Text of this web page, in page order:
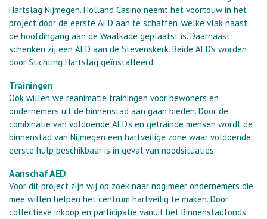
Hartslag Nijmegen. Holland Casino neemt het voortouw in het
project door de eerste AED aan te schaffen, welke vlak naast
de hoofdingang aan de Waalkade geplaatst is. Daarnaast
schenken zij een AED aan de Stevenskerk. Beide AED’s worden
door Stichting Hartslag geïnstalleerd.
Trainingen
Ook willen we reanimatie trainingen voor bewoners en
ondernemers uit de binnenstad aan gaan bieden. Door de
combinatie van voldoende AED’s en getrainde mensen wordt de
binnenstad van Nijmegen een hartveilige zone waar voldoende
eerste hulp beschikbaar is in geval van noodsituaties.
Aanschaf AED
Voor dit project zijn wij op zoek naar nog meer ondernemers die
mee willen helpen het centrum hartveilig te maken. Door
collectieve inkoop en participatie vanuit het Binnenstadfonds